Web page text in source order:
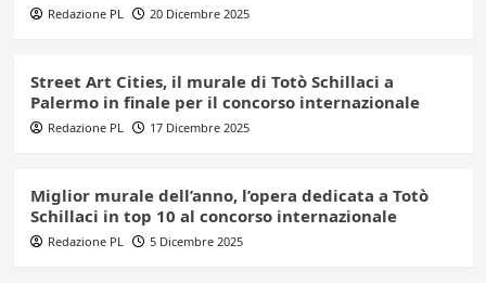
Redazione PL 20 Dicembre 2025
Street Art Cities, il murale di Totò Schillaci a
Palermo in finale per il concorso internazionale
Redazione PL 17 Dicembre 2025
Miglior murale dell’anno, l’opera dedicata a Totò
Schillaci in top 10 al concorso internazionale
Redazione PL 5 Dicembre 2025